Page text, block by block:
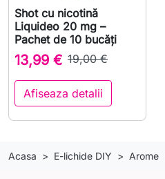
Shot cu nicotină
Liquideo 20 mg –
Pachet de 10 bucăți
13,99 € 19,00 €
Afiseaza detalii
Acasa E-lichide DIY Arome